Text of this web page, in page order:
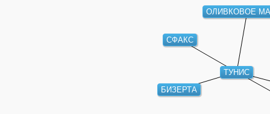
ТУНИС
БИЗЕРТА
СФАКС
ОЛИВКОВОЕ